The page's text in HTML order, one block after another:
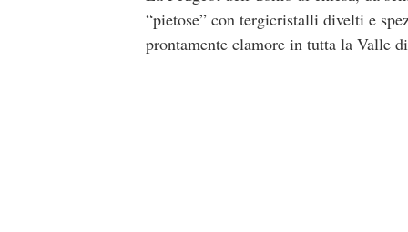
“pietose” con tergicristalli divelti e
prontamente clamore in tutta la Valle